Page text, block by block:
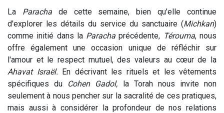
La Parachade cette semaine, bien qu'elle continue
d'explorer les détails du service du sanctuaire (Michkan)
comme initié dans la Paracha précédente, Térouma, nous
offre également une occasion unique de réfléchir sur
l'amour et le respect mutuel, des valeurs au cœur de la
Ahavat Israël. En décrivant les rituels et les vêtements
spécifiques du Cohen Gadol, la Torah nous invite non
seulement à nous pencher sur la sacralité de ces pratiques,
mais aussi à considérer la profondeur de nos relations